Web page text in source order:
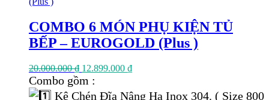
COMBO 6 MÓN PHỤ KIỆN TỦ
BẾP – EUROGOLD (Plus )
20.000.000₫ Giá
gốc
12.899.000 ₫Giá
Combo gồm :
Kệ Chén Đĩa Nâng Hạ Inox 304. ( Size 800